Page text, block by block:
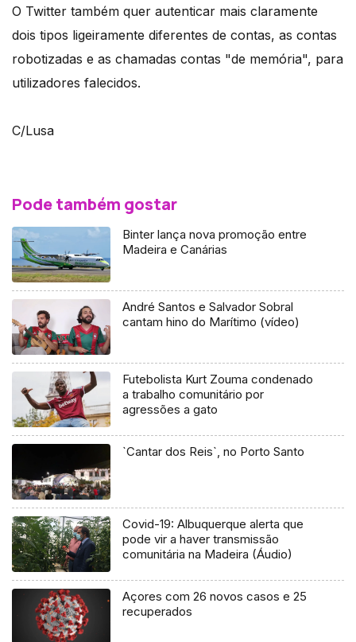
O Twitter também quer autenticar mais claramente
dois tipos ligeiramente diferentes de contas, as contas
robotizadas e as chamadas contas "de memória", para
utilizadores falecidos.
C/Lusa
Pode também gostar
Binter lança nova promoção entre
Madeira e Canárias
André Santos e Salvador Sobral
cantam hino do Marítimo (vídeo)
Futebolista Kurt Zouma condenado
a trabalho comunitário por
agressões a gato
`Cantar dos Reis`, no Porto Santo
Covid-19: Albuquerque alerta que
pode vir a haver transmissão
comunitária na Madeira (Áudio)
Açores com 26 novos casos e 25
recuperados